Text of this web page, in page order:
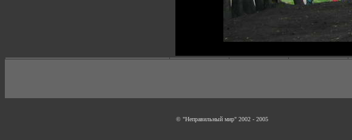
© "Неправильный мир" 2002 - 2005